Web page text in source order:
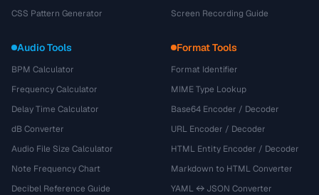
CSS Pattern Generator
Screen Recording Guide
Audio Tools
BPM Calculator
Frequency Calculator
Delay Time Calculator
dB Converter
Audio File Size Calculator
Note Frequency Chart
Decibel Reference Guide
Format Tools
Format Identifier
MIME Type Lookup
Base64 Encoder / Decoder
URL Encoder / Decoder
HTML Entity Encoder / Decoder
Markdown to HTML Converter
YAML ↔ JSON Converter